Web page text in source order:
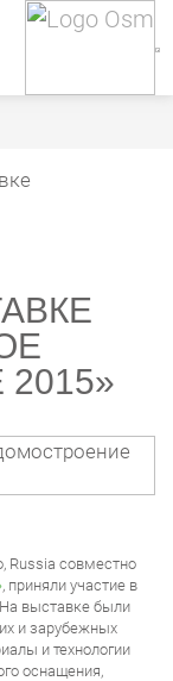
Russia совместно
, приняли участие в
выставке были
и зарубежных
и технологии
оснащения,